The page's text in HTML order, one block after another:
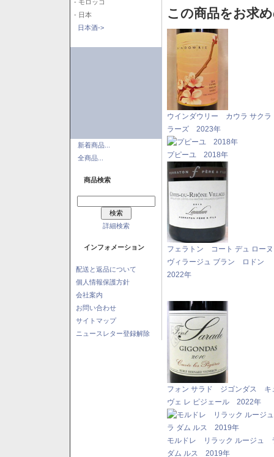
- モロッコ
- 日本
日本酒->
新着商品...
全商品...
商品検索
詳細検索
インフォメーション
配送と返品について
個人情報保護方針
会社案内
お問い合わせ
サイトマップ
ニュースレター登録解除
この商品をお求
ウインダウリー カウラ サクラ
ラーズ 2023年
プピーユ 2018年
フェラトン コート デュ ロー
ヴィラージュ ブラン ロドン
2022年
フォン サラド ジゴンダス キ
ヴェ レ ピジェール 2022年
モルドレ リラック ルージュ
ダム ルス 2019年